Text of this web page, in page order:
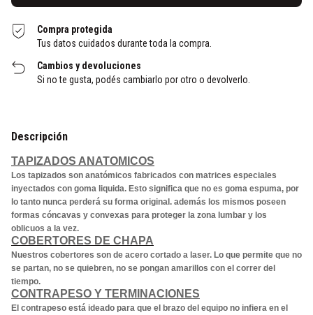
Compra protegida
Tus datos cuidados durante toda la compra.
Cambios y devoluciones
Si no te gusta, podés cambiarlo por otro o devolverlo.
Descripción
TAPIZADOS ANATOMICOS
Los tapizados son anatómicos fabricados con matrices especiales
inyectados con goma liquida. Esto significa que no es goma espuma, por
lo tanto nunca perderá su forma original. además los mismos poseen
formas cóncavas y convexas para proteger la zona lumbar y los
oblicuos a la vez.
COBERTORES DE CHAPA
Nuestros cobertores son de acero cortado a laser. Lo que permite que no
se partan, no se quiebren, no se pongan amarillos con el correr del
tiempo.
CONTRAPESO Y TERMINACIONES
El contrapeso está ideado para que el brazo del equipo no infiera en el